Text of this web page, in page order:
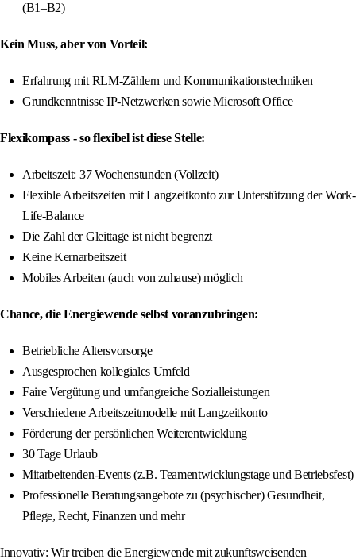
(B1–B2)
Kein Muss, aber von Vorteil:
Erfahrung mit RLM-Zählern und Kommunikationstechniken
Grundkenntnisse IP-Netzwerken sowie Microsoft Office
Flexikompass - so flexibel ist diese Stelle:
Arbeitszeit: 37 Wochenstunden (Vollzeit)
Flexible Arbeitszeiten mit Langzeitkonto zur Unterstützung der Work-
Life-Balance
Die Zahl der Gleittage ist nicht begrenzt
Keine Kernarbeitszeit
Mobiles Arbeiten (auch von zuhause) möglich
Chance, die Energiewende selbst voranzubringen:
Betriebliche Altersvorsorge
Ausgesprochen kollegiales Umfeld
Faire Vergütung und umfangreiche Sozialleistungen
Verschiedene Arbeitszeitmodelle mit Langzeitkonto
Förderung der persönlichen Weiterentwicklung
30 Tage Urlaub
Mitarbeitenden-Events (z.B. Teamentwicklungstage und Betriebsfest)
Professionelle Beratungsangebote zu (psychischer) Gesundheit,
Pflege, Recht, Finanzen und mehr
Innovativ: Wir treiben die Energiewende mit zukunftsweisenden